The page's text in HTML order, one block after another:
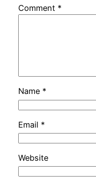
Comment *
Name *
Email *
Website